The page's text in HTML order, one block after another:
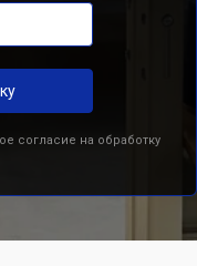
согласие на обработку